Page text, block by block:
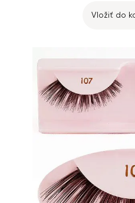
Vložiť do